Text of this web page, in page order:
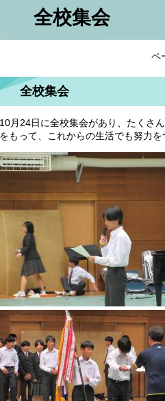
全校集会
ペ
全校集会
10月24日に全校集会があり、たくさ
をもって、これからの生活でも努力を